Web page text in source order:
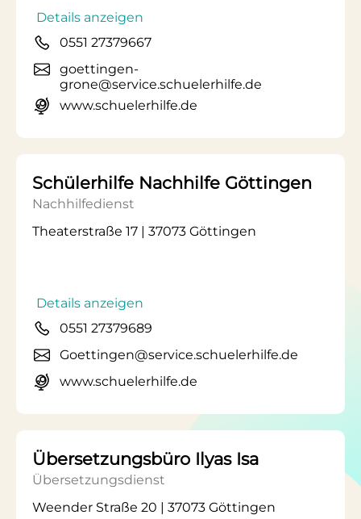
Details anzeigen
0551 27379667
goettingen-
grone@service.schuelerhilfe.de
www.schuelerhilfe.de
Schülerhilfe Nachhilfe Göttingen
Nachhilfedienst
Theaterstraße 17 | 37073 Göttingen
Details anzeigen
0551 27379689
Goettingen@service.schuelerhilfe.de
www.schuelerhilfe.de
Übersetzungsbüro Ilyas Isa
Übersetzungsdienst
Weender Straße 20 | 37073 Göttingen